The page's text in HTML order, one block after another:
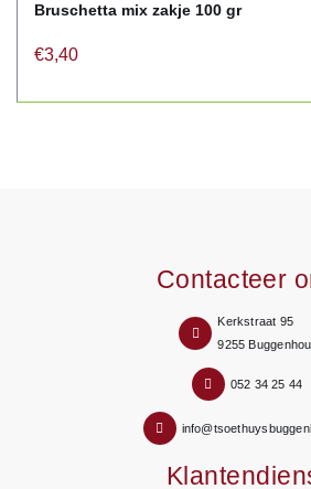
Bruschetta mix zakje 100 gr
€3,40
Contacteer
Kerkstraat 95
9255
052 34 25 44